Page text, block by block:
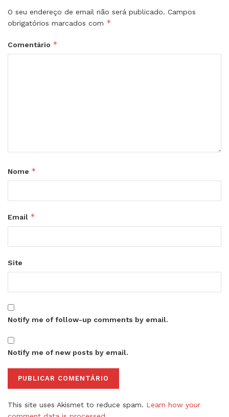
O seu endereço de email não será publicado. Campos
obrigatórios marcados com *
Comentário *
Nome *
Email *
Site
Notify me of follow-up comments by email.
Notify me of new posts by email.
This site uses Akismet to reduce spam. Learn how your